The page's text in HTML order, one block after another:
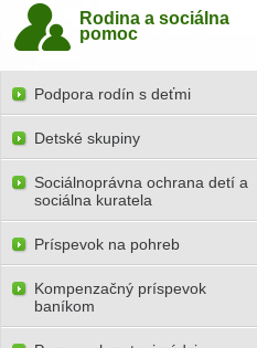
Rodina a sociálna
pomoc
Podpora rodín s deťmi
Detské skupiny
Sociálnoprávna ochrana detí a
sociálna kuratela
Príspevok na pohreb
Kompenzačný príspevok
baníkom